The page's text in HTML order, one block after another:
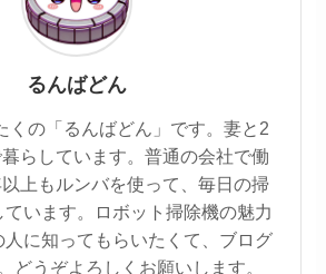
るんばどん
くの「るんばどん」です。妻と2
らしています。普通の会社で働
上もルンバを使って、毎日の掃
います。ロボット掃除機の魅力
人に知ってもらいたくて、ブログ
どうぞよろしくお願いします。